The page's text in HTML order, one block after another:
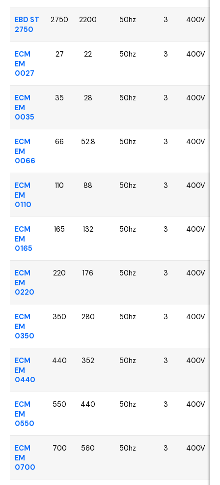
EBD ST
2750
2750 2200 50hz 3 400V
ECM
EM
0027
27 22 50hz 3 400V
ECM
EM
0035
35 28 50hz 3 400V
ECM
EM
0066
66 52.8 50hz 3 400V
ECM
EM
0110
110 88 50hz 3 400V
ECM
EM
0165
165 132 50hz 3 400V
ECM
EM
0220
220 176 50hz 3 400V
ECM
EM
0350
350 280 50hz 3 400V
ECM
EM
0440
440 352 50hz 3 400V
ECM
EM
0550
550 440 50hz 3 400V
ECM
EM
0700
700 560 50hz 3 400V